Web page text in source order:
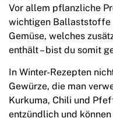
Vor allem pflanzliche
wichtigen Ballaststoffe
Gemüse, welches
enthält – bist du somit
In Winter-Rezepten
Gewürze, die man
Kurkuma, Chili und
entzündlich und